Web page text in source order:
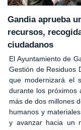
Gandia aprueba
recursos,
ciudadanos
El Ayuntamiento de
Gestión de Residuos
que modernizará el
durante los próximos
más de dos millones
humanos y
y avanzar hacia un